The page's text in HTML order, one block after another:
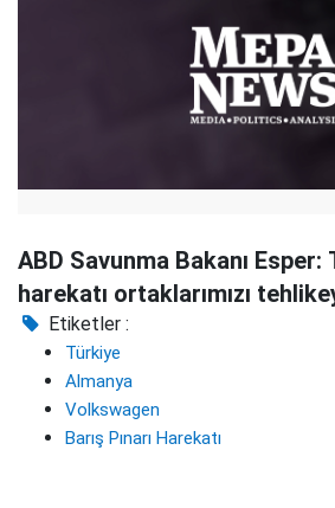
ABD Savunma Bakanı
harekatı ortaklarımızı
Etiketler :
Türkiye
Almanya
Volkswagen
Barış Pınarı Harekatı